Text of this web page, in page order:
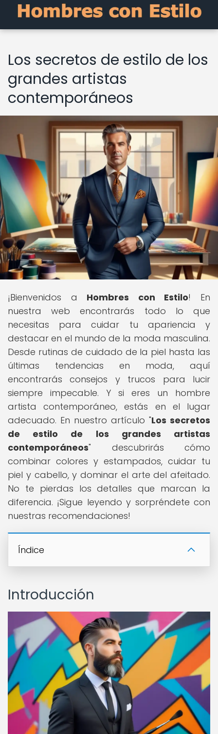
Los secretos de estilo de los
grandes artistas
contemporáneos
¡Bienvenidos a Hombres con Estilo! En
nuestra web encontrarás todo lo que
necesitas para cuidar tu apariencia y
destacar en el mundo de la moda masculina.
Desde rutinas de cuidado de la piel hasta las
últimas tendencias en moda, aquí
encontrarás consejos y trucos para lucir
siempre impecable. Y si eres un hombre
artista contemporáneo, estás en el lugar
adecuado. En nuestro artículo "Los secretos
de estilo de los grandes artistas
contemporáneos" descubrirás cómo
combinar colores y estampados, cuidar tu
piel y cabello, y dominar el arte del afeitado.
No te pierdas los detalles que marcan la
diferencia. ¡Sigue leyendo y sorpréndete con
nuestras recomendaciones!
Índice
Introducción